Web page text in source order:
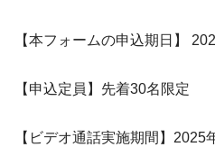
【本フォームの申込期日】
【申込定員】先着30名限定
【ビデオ通話実施期間】